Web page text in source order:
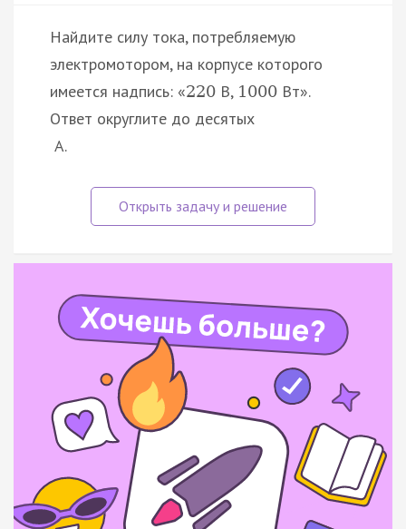
Найдите силу тока, потребляемую
электромотором, на корпусе которого
имеется надпись: «220 В, 1000 Вт».
Ответ округлите до десятых
А.